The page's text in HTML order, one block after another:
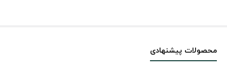
محصولات پیشنهادی